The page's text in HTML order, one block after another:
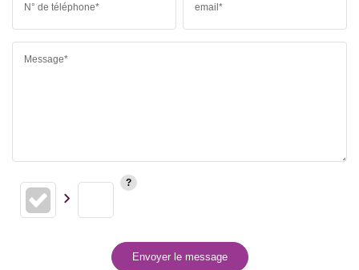
N° de téléphone* email*
Message*
Envoyer le message